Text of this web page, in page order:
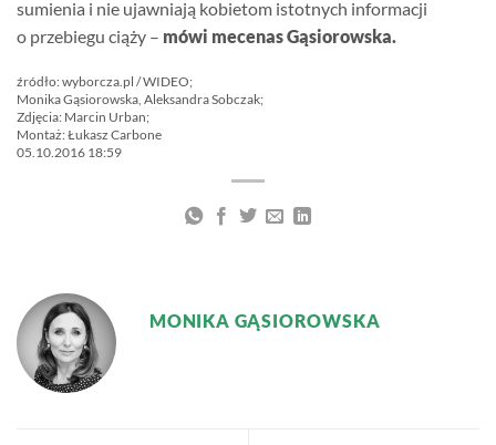
sumienia i nie ujawniają kobietom istotnych informacji
o przebiegu ciąży – mówi mecenas Gąsiorowska.
źródło: wyborcza.pl / WIDEO;
Monika Gąsiorowska, Aleksandra Sobczak;
Zdjęcia: Marcin Urban;
Montaż: Łukasz Carbone
05.10.2016 18:59
MONIKA GĄSIOROWSKA